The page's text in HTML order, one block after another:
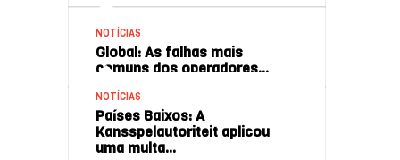
NOTÍCIAS
Global: As falhas mais
comuns dos operadores…
NOTÍCIAS
Países Baixos: A
Kansspelautoriteit aplicou
uma multa…